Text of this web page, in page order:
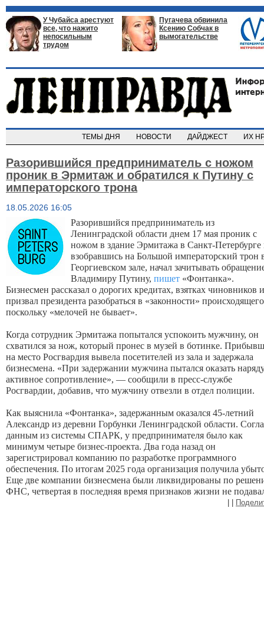
У Чубайса арестуют
все, что нажито
непосильным
трудом
Пугачева обвинила
Ксению Собчак в
вымогательстве
ТЕМЫ ДНЯ НОВОСТИ ДАЙДЖЕСТ ИХ
Разорившийся предприниматель с ножом
проник в Эрмитаж и обратился к Путину с
императорского трона
18.05.2026 16:05
Разорившийся предприниматель из
Ленинградской области днем 17 мая проник с
ножом в здание Эрмитажа в Санкт-Петербурге
взобравшись на Большой императорский трон
Георгиевском зале, начал зачитывать
Владимиру Путину, пишет «Фонтанка».
Бизнесмен рассказал о дорогих кредитах, взятках чиновников и
призвал президента разобраться в «законности»
поскольку «мелочей не бывает».
Когда сотрудник Эрмитажа попытался успокоить мужчину, он
схватился за нож, который пронес в музей в ботинке.
на место Росгвардия вывела посетителей из зала и задержала
бизнесмена. «При задержании мужчина пытался оказать
активное сопротивление», — сообщили в пресс-службе
Росгвардии, добавив, что мужчину отвезли в отдел полиции.
Как выяснила «Фонтанка», задержанным оказался 45-летний
Александр из деревни Горбунки Ленинградской области.
данным из системы СПАРК, у предпринимателя было как
минимум четыре бизнес-проекта. Два года назад он
зарегистрировал компанию по разработке программного
обеспечения. По итогам 2025 года организация получила
Еще две компании бизнесмена были ликвидированы по
ФНС, четвертая в последняя время признаков жизни не